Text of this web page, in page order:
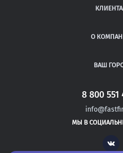
ДИПЛОМНЫЕ
ВОПРОСЫ И
ПОЛИТИКА
О
ВАШ
САНКТ-
ШАРЬЯ
8 800 551
МЫ В
Vk